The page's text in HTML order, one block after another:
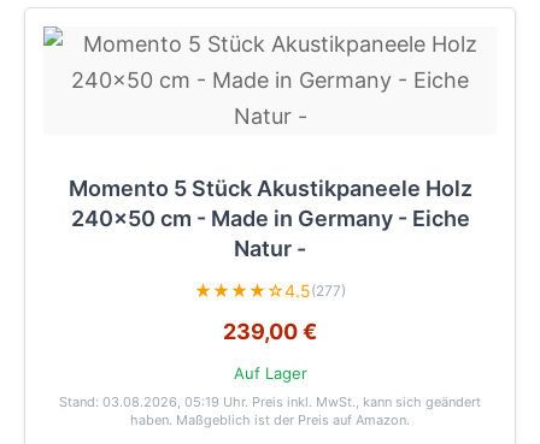
Momento 5 Stück Akustikpaneele Holz
240x50 cm - Made in Germany - Eiche
Natur -
★★★★☆4.5(277)
239,00 €
Auf Lager
Stand: 03.08.2026, 05:19 Uhr. Preis inkl. MwSt., kann sich geändert
haben. Maßgeblich ist der Preis auf Amazon.